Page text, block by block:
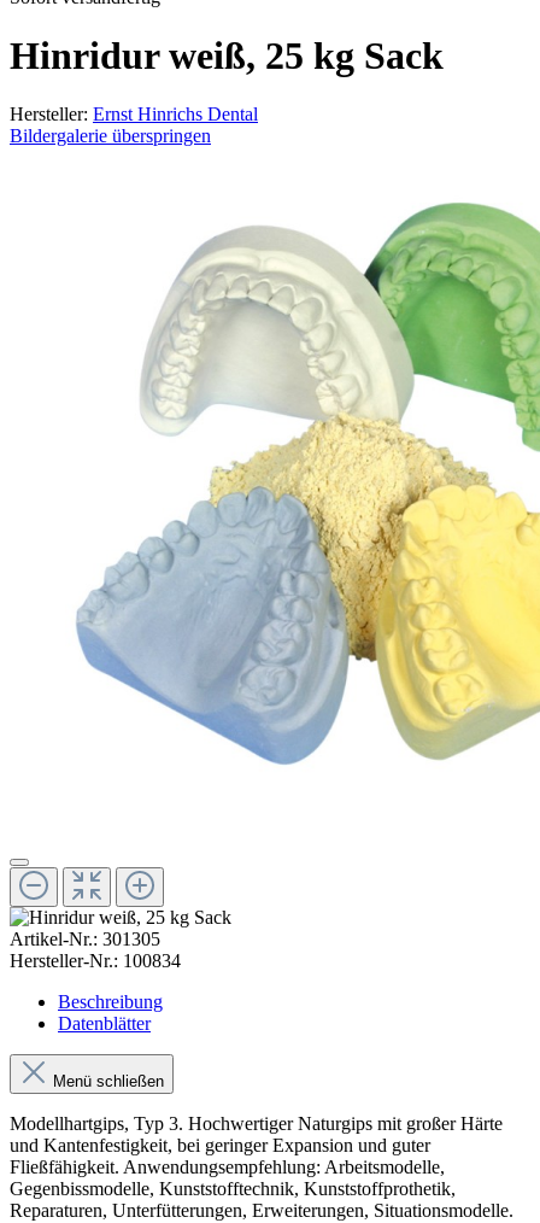
Hinridur weiß, 25 kg Sack
Hersteller: Ernst Hinrichs Dental
Bildergalerie überspringen
Artikel-Nr.: 301305
Hersteller-Nr.: 100834
Beschreibung
Datenblätter
Menü schließen
Modellhartgips, Typ 3. Hochwertiger Naturgips mit großer Härte
und Kantenfestigkeit, bei geringer Expansion und guter
Fließfähigkeit. Anwendungsempfehlung: Arbeitsmodelle,
Gegenbissmodelle, Kunststofftechnik, Kunststoffprothetik,
Reparaturen, Unterfütterungen, Erweiterungen, Situationsmodelle.